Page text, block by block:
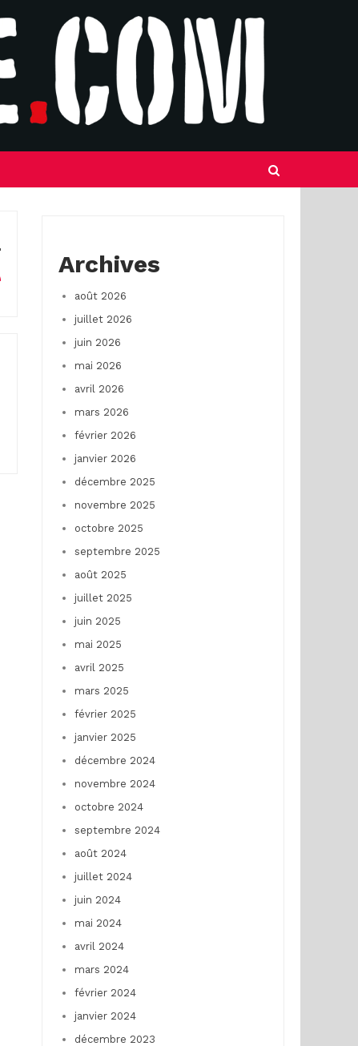
Archives
août 2026
juillet 2026
juin 2026
mai 2026
avril 2026
mars 2026
février 2026
janvier 2026
décembre 2025
novembre 2025
octobre 2025
septembre 2025
août 2025
juillet 2025
juin 2025
mai 2025
avril 2025
mars 2025
février 2025
janvier 2025
décembre 2024
novembre 2024
octobre 2024
septembre 2024
août 2024
juillet 2024
juin 2024
mai 2024
avril 2024
mars 2024
février 2024
janvier 2024
décembre 2023